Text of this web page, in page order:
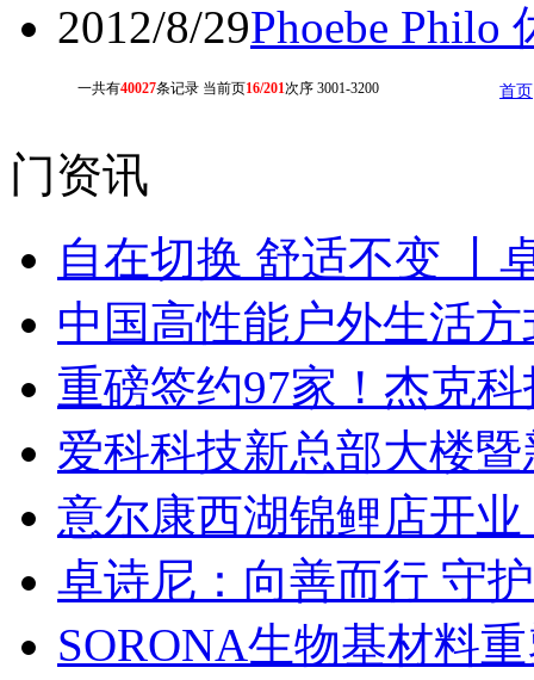
2012/8/29Phoebe Philo
一共有40027条记录 当前页16/201次序 3001-3200 首页
门资讯
自在切换 舒适不变 丨
中国高性能户外生活
重磅签约97家！杰克
爱科科技新总部大楼
意尔康西湖锦鲤店开
卓诗尼：向善而行 守
SORONA生物基材料